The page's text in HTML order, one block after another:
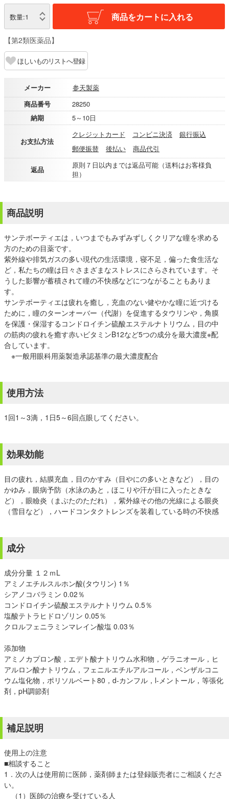
数量:1 商品をカートに入れる
【第2類医薬品】
ほしいものリストへ登録
メーカー
参天製薬
商品番号
28250
納期
5～10日
お支払方法
クレジットカード コンビニ決済
銀行振込
郵便振替
後払い 商品代引
返品
原則７日以内までは返品可能（送料はお客様負
担）
商品説明
サンテボーティエは，いつまでもみずみずしくクリアな瞳を求める
方のための目薬です。
紫外線や排気ガスの多い現代の生活環境，寝不足，偏った食生活な
ど，私たちの瞳は日々さまざまなストレスにさらされています。そ
うした影響が蓄積されて瞳の不快感などにつながることもありま
す。
サンテボーティエは疲れを癒し，充血のない健やかな瞳に近づける
ために，瞳のターンオーバー（代謝）を促進するタウリンや，角膜
を保護・保湿するコンドロイチン硫酸エステルナトリウム，目の中
の筋肉の疲れを癒す赤いビタミンB12など5つの成分を最大濃度※配
合しています。
※一般用眼科用薬製造承認基準の最大濃度配合
使用方法
1回1～3滴，1日5～6回点眼してください。
効果効能
目の疲れ，結膜充血，目のかすみ（目やにの多いときなど），目の
かゆみ，眼病予防（水泳のあと，ほこりや汗が目に入ったときな
ど），眼瞼炎（まぶたのただれ），紫外線その他の光線による眼炎
（雪目など），ハードコンタクトレンズを装着している時の不快感
成分
成分分量 １２ｍL
アミノエチルスルホン酸(タウリン) 1％
シアノコバラミン 0.02％
コンドロイチン硫酸エステルナトリウム 0.5％
塩酸テトラヒドロゾリン 0.05％
クロルフェニラミンマレイン酸塩 0.03％
添加物
アミノカプロン酸，エデト酸ナトリウム水和物，ゲラニオール，ヒ
アルロン酸ナトリウム，フェニルエチルアルコール，ベンザルコニ
ウム塩化物，ポリソルベート80，d-カンフル，l-メントール，等張化
剤，pH調節剤
補足説明
使用上の注意
■相談すること
1．次の人は使用前に医師，薬剤師または登録販売者にご相談くださ
い。
（1）医師の治療を受けている人